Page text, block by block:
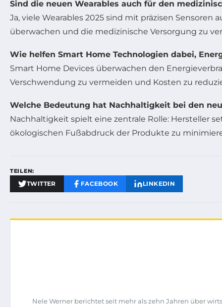
Sind die neuen Wearables auch für den
Ja, viele Wearables 2025 sind mit präzisen
überwachen und die medizinische Versorgung zu
Wie helfen Smart Home Technologien dabei,
Smart Home Devices überwachen den
Verschwendung zu vermeiden und Kosten zu
Welche Bedeutung hat Nachhaltigkeit bei den
Nachhaltigkeit spielt eine zentrale Rolle: Hersteller
ökologischen Fußabdruck der Produkte zu
TEILEN:
TWITTER FACEBOOK LINKEDIN
Nele Werner berichtet seit mehr als zehn Jahren über